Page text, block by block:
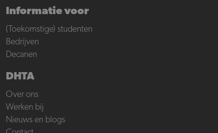
Informatie voor
(Toekomstige) studenten
Bedrijven
Decanen
DHTA
Over ons
Werken bij
Nieuws en blogs